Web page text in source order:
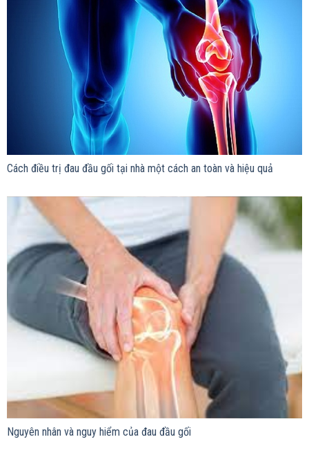
Cách điều trị đau đầu gối tại nhà một cách an toàn và hiệu quả
Nguyên nhân và nguy hiểm của đau đầu gối